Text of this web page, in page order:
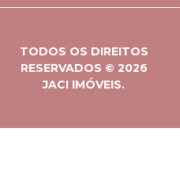
TODOS OS DIREITOS
RESERVADOS © 2026
JACI IMÓVEIS.